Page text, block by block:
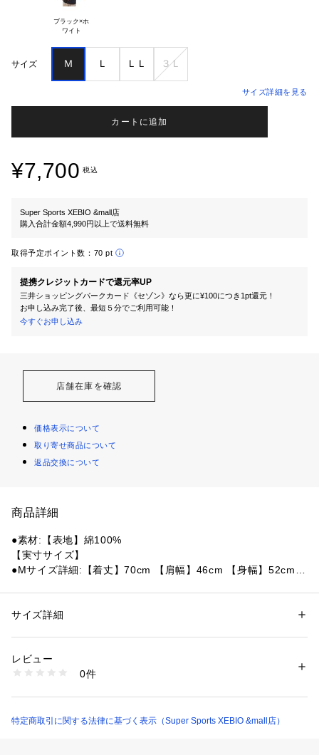
ブラック×ホ
サイズ Ｍ Ｌ ＬＬ ３Ｌ
サイズ詳細を見る
カートに追加
¥7,700 税込
Super Sports XEBIO &mall店
購入合計金額4,990円以上で送料無料
取得予定ポイント数： 70 pt
提携クレジットカードで還元率UP
三井ショッピングパークカード《セゾン》なら更に¥100につき1pt還元！
お申し込み完了後、最短５分でご利用可能！
今すぐお申し込み
店舗在庫を確認
価格表示について
取り寄せ商品について
返品交換について
商品詳細
●素材:【表地】綿100%
【実寸サイズ】
●Mサイズ詳細:【着丈】70cm 【肩幅】46cm 【身幅】52cm
【袖丈】24cm
●3Lサイズ詳細:【着丈】78cm 【肩幅】53cm 【身幅】61cm
【袖丈】26cm
【商品の購入にあたっての注意事項】
性別：メンズ
商品番号：
10856276001 （ショップ）
サイズ詳細
レビュー
0件
特定商取引に関する法律に基づく表示（Super Sports XEBIO &mall店）